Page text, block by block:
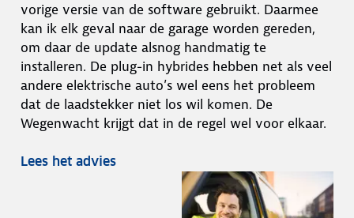
vorige versie van de software gebruikt. Daarmee
kan ik elk geval naar de garage worden gereden,
om daar de update alsnog handmatig te
installeren. De plug-in hybrides hebben net als veel
andere elektrische auto’s wel eens het probleem
dat de laadstekker niet los wil komen. De
Wegenwacht krijgt dat in de regel wel voor elkaar.
Lees het advies